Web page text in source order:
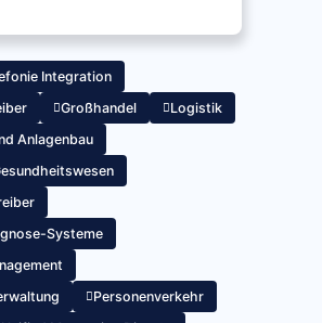
Integration
Großhandel
Logistik
Anlagenbau
Systeme
Personenverkehr